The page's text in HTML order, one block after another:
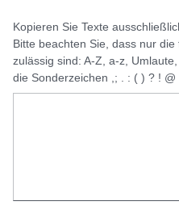
Kopieren Sie Texte
Bitte beachten Sie, dass nur
zulässig sind: A-Z, a-z,
die Sonderzeichen ,; . : ( ) ? ! @